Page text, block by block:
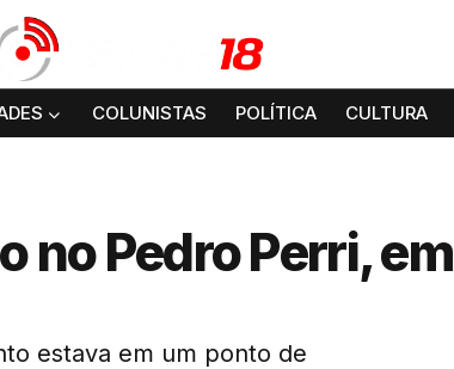
COLUNISTAS POLÍTICA CULTURA
no Pedro Perri, em
estava em um ponto de